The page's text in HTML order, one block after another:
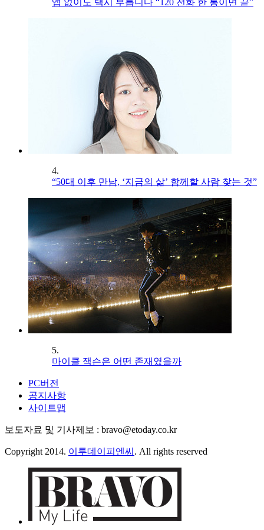
앱 없이도 택시 부릅니다 “120 전화 한 통이면 끝”
4.
“50대 이후 만남, ‘지금의 삶’ 함께할 사람 찾는 것”
5.
마이클 잭슨은 어떤 존재였을까
PC버전
공지사항
사이트맵
보도자료 및 기사제보 : bravo@etoday.co.kr
Copyright 2014. 이투데이피엔씨 . All rights reserved